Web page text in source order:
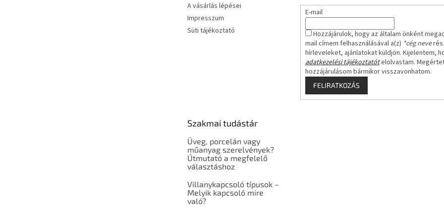
A vásárlás lépései
Impresszum
Süti tájékoztató
E-mail
Hozzájárulok, hogy az általam önként
mail címem felhasználásával a(z) *cég neve
hírleveleket, ajánlatokat küldjön. Kijelentem,
adatkezelési tájékoztatótelolvastam.
hozzájárulásom bármikor visszavonhatom.
FELIRATKOZÁS
Szakmai tudástár
Üveg, porcelán vagy
műanyag szerelvények?
Útmutató a megfelelő
választáshoz
Villanykapcsoló típusok –
Melyik kapcsoló mire
való?